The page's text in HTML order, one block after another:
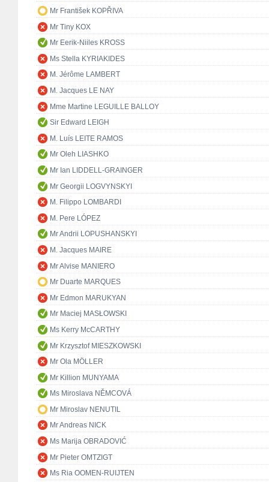
Mr František KOPŘIVA
Mr Tiny KOX
Mr Eerik-Niiles KROSS
Ms Stella KYRIAKIDES
M. Jérôme LAMBERT
M. Jacques LE NAY
Mme Martine LEGUILLE BALLOY
Sir Edward LEIGH
M. Luís LEITE RAMOS
Mr Oleh LIASHKO
Mr Ian LIDDELL-GRAINGER
Mr Georgii LOGVYNSKYI
M. Filippo LOMBARDI
M. Pere LÓPEZ
Mr Andrii LOPUSHANSKYI
M. Jacques MAIRE
Mr Alvise MANIERO
Mr Duarte MARQUES
Mr Edmon MARUKYAN
Mr Maciej MASŁOWSKI
Ms Kerry McCARTHY
Mr Krzysztof MIESZKOWSKI
Mr Ola MÖLLER
Mr Killion MUNYAMA
Ms Miroslava NĚMCOVÁ
Mr Miroslav NENUTIL
Mr Andreas NICK
Ms Marija OBRADOVIĆ
Mr Pieter OMTZIGT
Ms Ria OOMEN-RUIJTEN